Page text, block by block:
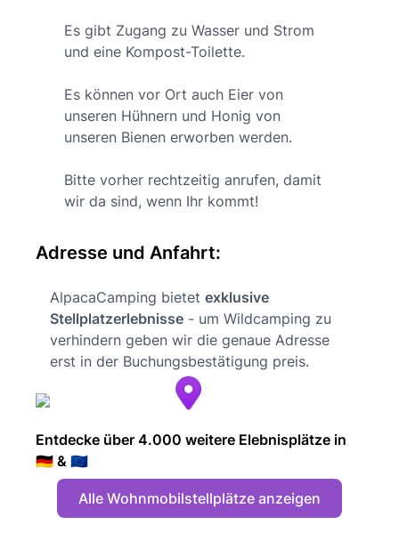
Es gibt Zugang zu Wasser und Strom
und eine Kompost-Toilette.
Es können vor Ort auch Eier von
unseren Hühnern und Honig von
unseren Bienen erworben werden.
Bitte vorher rechtzeitig anrufen, damit
wir da sind, wenn Ihr kommt!
Adresse und Anfahrt:
AlpacaCamping bietet exklusive
Stellplatzerlebnisse - um Wildcamping zu
verhindern geben wir die genaue Adresse
erst in der Buchungsbestätigung preis.
Entdecke über 4.000 weitere Elebnisplätze in
🇩🇪 & 🇪🇺
Alle Wohnmobilstellplätze anzeigen